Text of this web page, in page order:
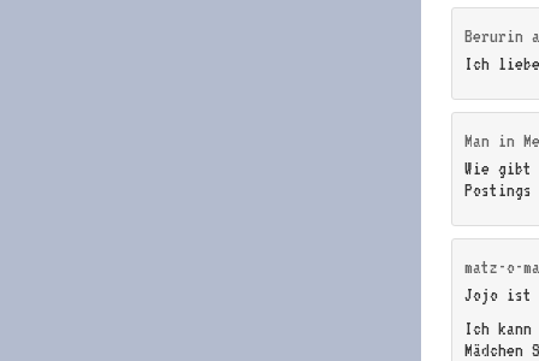
Berurin
Ich
Man in
Wie gibt
Postings
matz-o-
Jojo ist
Ich